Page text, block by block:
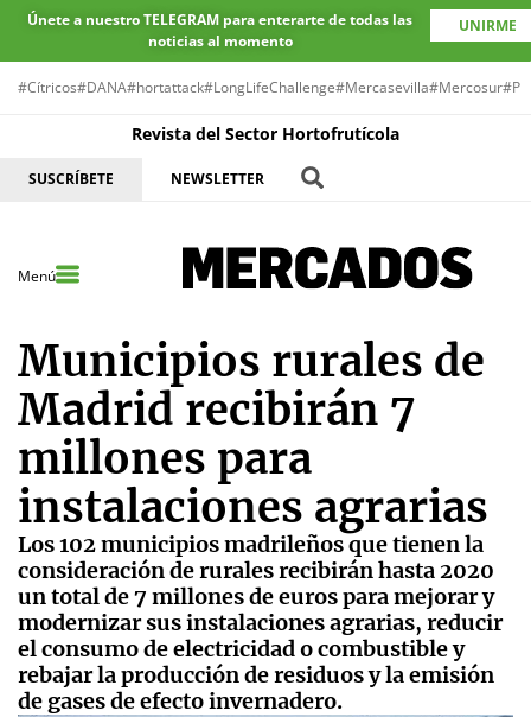
Únete a nuestro TELEGRAM para enterarte de todas las
noticias al momento
UNIRME
#Cítricos#DANA#hortattack#LongLifeChallenge#Mercasevilla#Mercosur
Revista del Sector Hortofrutícola
SUSCRÍBETE NEWSLETTER
Menú
Municipios rurales de
Madrid recibirán 7
millones para
instalaciones agrarias
Los 102 municipios madrileños que tienen la
consideración de rurales recibirán hasta 2020
un total de 7 millones de euros para mejorar y
modernizar sus instalaciones agrarias, reducir
el consumo de electricidad o combustible y
rebajar la producción de residuos y la emisión
de gases de efecto invernadero.